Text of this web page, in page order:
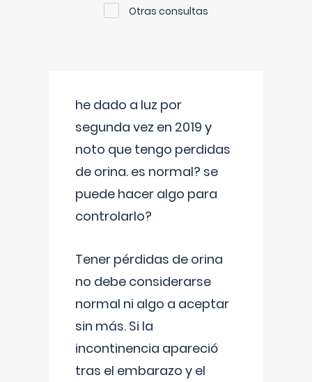
Otras consultas
he dado a luz por
segunda vez en 2019 y
noto que tengo perdidas
de orina. es normal? se
puede hacer algo para
controlarlo?
Tener pérdidas de orina
no debe considerarse
normal ni algo a aceptar
sin más. Si la
incontinencia apareció
tras el embarazo y el